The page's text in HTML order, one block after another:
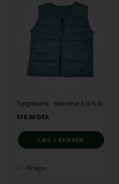
Tyngdevest - størrelse 3 til 5 år
518,00 DKK
På lager